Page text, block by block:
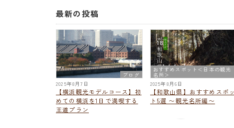
最新の投稿
ブログ
2025年8月7日
【横浜観光モデルコース】初
めての横浜を1日で満喫する
王道プラン
おすすめスポット＜日本の観光
名所＞
2025年8月6日
【和歌山県】おすすめスポッ
ト5選 〜観光名所編〜